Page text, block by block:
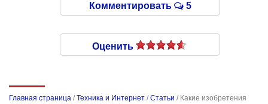
Комментировать 5
Оценить
Главная страница /Техника и Интернет /Статьи / Какие изобретения